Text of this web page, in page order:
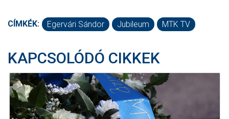
CÍMKÉK: Egervári Sándor Jubileum MTK TV
KAPCSOLÓDÓ CIKKEK